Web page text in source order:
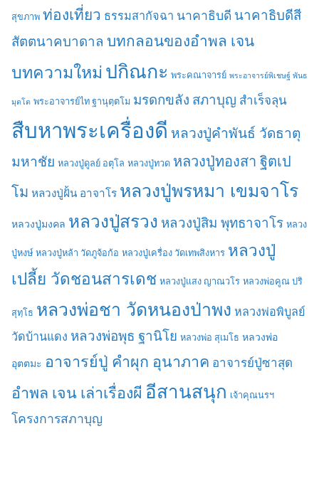
สุขภาพ ท่องเที่ยว ธรรมสากัจฉา นาคาธิบดี นาคาธิบดีสี
สัตตนาคบาดาล บทกลอนของอำพล เจน
บทความใหม่ ปกิณกะ พระคณาจารย์ พระอาจารย์พิเชษฐ์ พันธ
มุตโต พระอาจารย์ไท ฐานุตฺตโม มรดกขลัง สภาบุญ สำเร็จลุน
สืบหาพระเครื่องดี หลวงปู่คำพันธ์ วัดธาตุ
มหาชัย หลวงปู่ดูลย์ อตุโล หลวงปู่ทวด หลวงปู่ทองสา ฐิตเป
โม หลวงปู่ฝั้น อาจาโร หลวงปู่พรหมา เขมจาโร
หลวงปู่มงคล หลวงปู่สรวง หลวงปู่สิม พุทธาจาโร หลวง
ปู่หงษ์ หลวงปู่หล้า วัดภูจ้อก้อ หลวงปู่เครื่อง วัดเทพสิงหาร หลวงปู่
เปลี้ย วัดชอนสารเดช หลวงปู่แสง ญาณวโร หลวงพ่อคูณ ปริ
สุทฺโธ หลวงพ่อชา วัดหนองป่าพง หลวงพ่อพิบูลย์
วัดบ้านแดง หลวงพ่อพุธ ฐานิโย หลวงพ่อ สุเมโธ หลวงพ่อ
อุตตมะ อาจารย์ปู่ คำผุก อุนาภาค อาจารย์ปู่ซาสุด
อำพล เจน เล่าเรื่องผี อีสานสนุก เจ้าคุณนรฯ
โครงการสภาบุญ